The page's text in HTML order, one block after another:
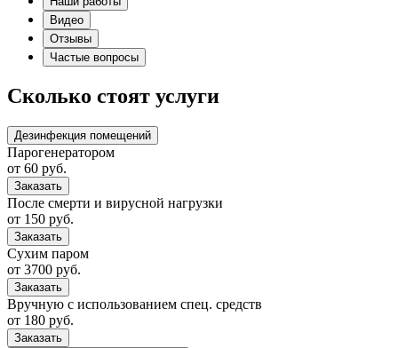
Видео
Отзывы
Частые вопросы
Сколько стоят услуги
Дезинфекция помещений
Парогенератором
от 60 руб.
Заказать
После смерти и вирусной нагрузки
от 150 руб.
Заказать
Сухим паром
от 3700 руб.
Заказать
Вручную с использованием спец. средств
от 180 руб.
Заказать